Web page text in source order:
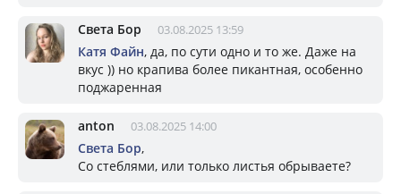
Света Бор 03.08.2025 13:59
Катя Файн, да, по сути одно и то же. Даже на
вкус )) но крапива более пикантная, особенно
поджаренная
anton 03.08.2025 14:00
Света Бор,
Со стеблями, или только листья обрываете?